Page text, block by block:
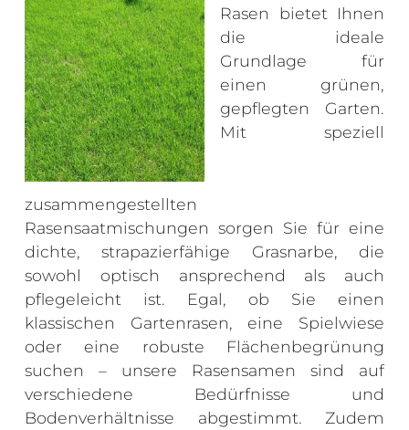
Rasen bietet Ihnen
die ideale
Grundlage für
einen grünen,
gepflegten Garten.
Mit speziell
zusammengestellten
Rasensaatmischungen sorgen Sie für eine
dichte, strapazierfähige Grasnarbe, die
sowohl optisch ansprechend als auch
pflegeleicht ist. Egal, ob Sie einen
klassischen Gartenrasen, eine Spielwiese
oder eine robuste Flächenbegrünung
suchen – unsere Rasensamen sind auf
verschiedene Bedürfnisse und
Bodenverhältnisse abgestimmt. Zudem